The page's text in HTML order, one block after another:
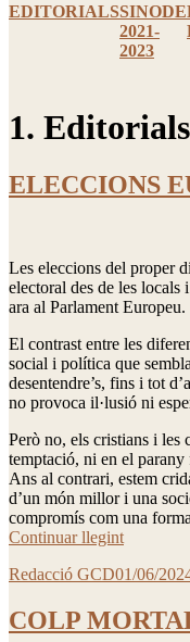
EDITORIALSSINODE
2021-
2023
1. Editorials
ELECCIONS
Les eleccions del proper
electoral des de les locals
ara al Parlament Europeu.
El contrast entre les
social i política que
desentendre’s, fins i tot
no provoca il·lusió ni
Però no, els cristians i les
temptació, ni en el
Ans al contrari, estem
d’un món millor i una
compromís com una
Continuar llegint
JUNY
Autor
Redacció GCDPublicado
01/06/
COLP